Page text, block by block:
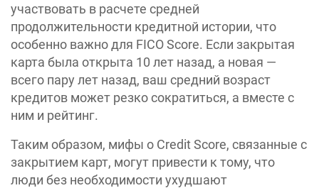
участвовать в расчете средней
продолжительности кредитной истории, что
особенно важно для FICO Score. Если закрытая
карта была открыта 10 лет назад, а новая —
всего пару лет назад, ваш средний возраст
кредитов может резко сократиться, а вместе с
ним и рейтинг.
Таким образом, мифы о Credit Score, связанные с
закрытием карт, могут привести к тому, что
люди без необходимости ухудшают